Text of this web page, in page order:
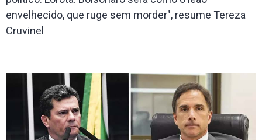
envelhecido, que ruge sem morder", resume Tereza
Cruvinel